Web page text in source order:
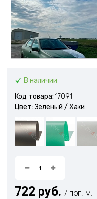
В наличии
Код товара: 17091
Цвет: Зеленый / Хаки
722 руб. / пог. м.